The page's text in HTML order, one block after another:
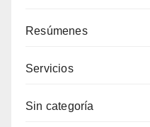
Resúmenes
Servicios
Sin categoría